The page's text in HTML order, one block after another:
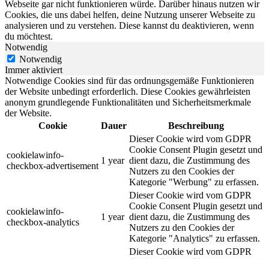
Webseite gar nicht funktionieren würde. Darüber hinaus nutzen wir
Cookies, die uns dabei helfen, deine Nutzung unserer Webseite zu
analysieren und zu verstehen. Diese kannst du deaktivieren, wenn
du möchtest.
Notwendig
Notwendig
Immer aktiviert
Notwendige Cookies sind für das ordnungsgemäße Funktionieren
der Website unbedingt erforderlich. Diese Cookies gewährleisten
anonym grundlegende Funktionalitäten und Sicherheitsmerkmale
der Website.
Cookie
Dauer Beschreibung
cookielawinfo-
checkbox-advertisement
1 year
Dieser Cookie wird vom GDPR
Cookie Consent Plugin gesetzt und
dient dazu, die Zustimmung des
Nutzers zu den Cookies der
Kategorie "Werbung" zu erfassen.
cookielawinfo-
checkbox-analytics
1 year
Dieser Cookie wird vom GDPR
Cookie Consent Plugin gesetzt und
dient dazu, die Zustimmung des
Nutzers zu den Cookies der
Kategorie "Analytics" zu erfassen.
Dieser Cookie wird vom GDPR